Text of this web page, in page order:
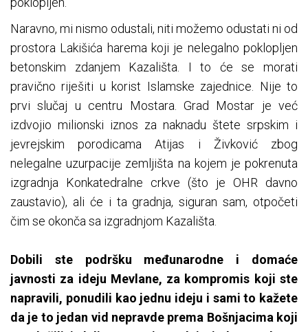
Naravno, mi nismo odustali, niti možemo odustati ni od
prostora Lakišića harema koji je nelegalno poklopljen
betonskim zdanjem Kazališta. I to će se morati
pravično riješiti u korist Islamske zajednice. Nije to
prvi slučaj u centru Mostara. Grad Mostar je već
izdvojio milionski iznos za naknadu štete srpskim i
jevrejskim porodicama Atijas i Živković zbog
nelegalne uzurpacije zemljišta na kojem je pokrenuta
izgradnja Konkatedralne crkve (što je OHR davno
zaustavio), ali će i ta gradnja, siguran sam, otpočeti
čim se okonča sa izgradnjom Kazališta.
Dobili ste podršku međunarodne i domaće
javnosti za ideju Mevlane, za kompromis koji ste
napravili, ponudili kao jednu ideju i sami to kažete
da je to jedan vid nepravde prema Bošnjacima koji